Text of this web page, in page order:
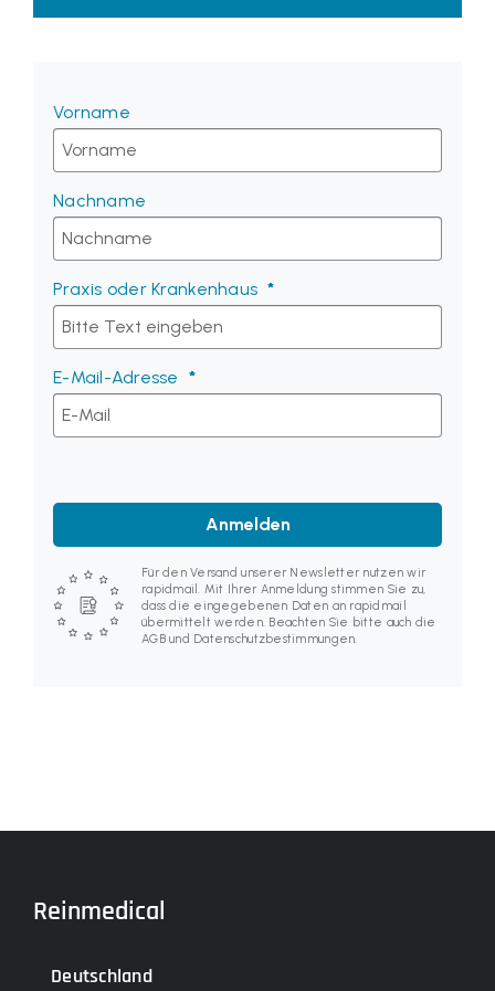
Vorname
Nachname
Praxis oder Krankenhaus
E-Mail-Adresse
Anmelden
Für den Versand unserer Newsletter nutzen wir
rapidmail. Mit Ihrer Anmeldung stimmen Sie zu,
dass die eingegebenen Daten an rapidmail
übermittelt werden. Beachten Sie bitte auch die
AGB und Datenschutzbestimmungen.
Reinmedical
Deutschland